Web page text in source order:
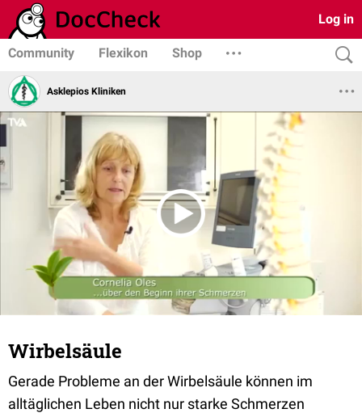
Log in
Community Flexikon Shop
Asklepios Kliniken
Wirbelsäule
Gerade Probleme an der Wirbelsäule können im
alltäglichen Leben nicht nur starke Schmerzen